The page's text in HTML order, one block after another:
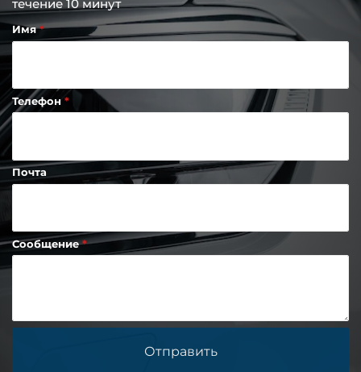
течение 10 минут
Имя
Телефон
Почта
Сообщение